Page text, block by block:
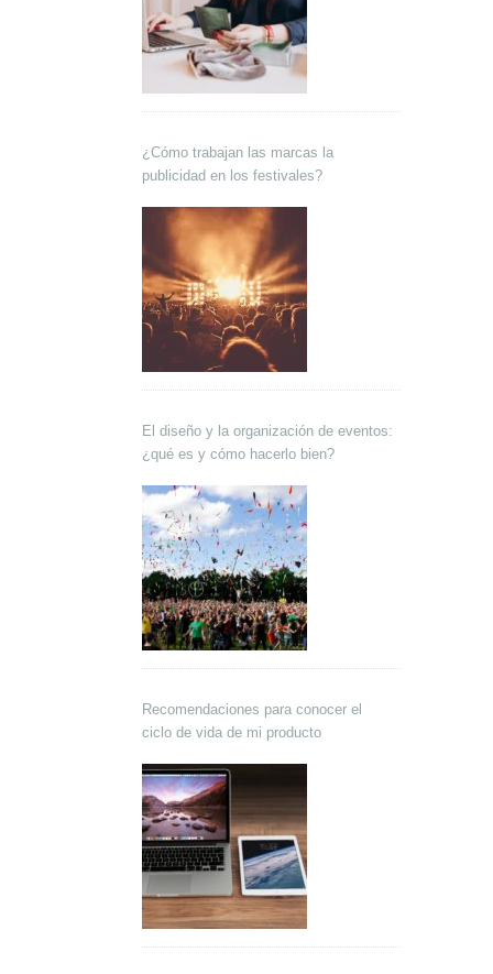
¿Cómo trabajan las marcas la
publicidad en los festivales?
El diseño y la organización de eventos:
¿qué es y cómo hacerlo bien?
Recomendaciones para conocer el
ciclo de vida de mi producto